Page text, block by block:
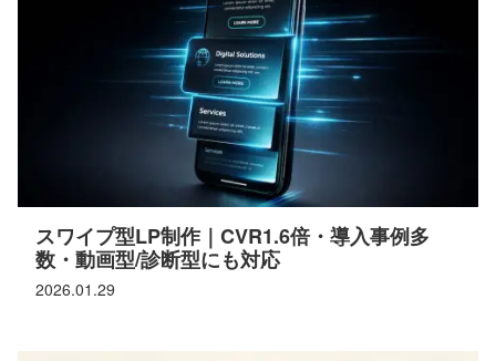
2026.01.29
スワイプ型LP制作｜CVR1.6倍・導入事例多
数・動画型/診断型にも対応